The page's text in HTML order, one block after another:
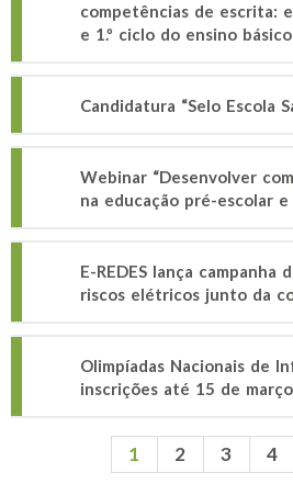
competências de escrita:
e 1.º ciclo do ensino básico
Candidatura “Selo Escola
Webinar “Desenvolver
na educação pré-escolar e
E-REDES lança campanha
riscos elétricos junto da
Olimpíadas Nacionais de
inscrições até 15 de março
1 2 3 4